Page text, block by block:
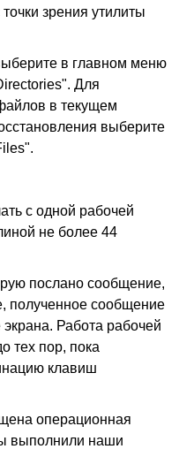
зрения утилиты
в главном меню
Для
в текущем
выберите
с одной рабочей
не более 44
послано сообщение,
полученное сообщение
Работа рабочей
тех пор, пока
клавиш
операционная
выполнили наши